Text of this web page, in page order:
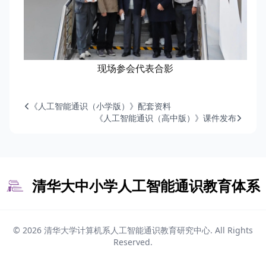
现场参会代表合影
《人工智能通识（小学版）》配套资料
《人工智能通识（高中版）》课件发布
清华大中小学人工智能通识教育体系
© 2026 清华大学计算机系人工智能通识教育研究中心. All Rights
Reserved.